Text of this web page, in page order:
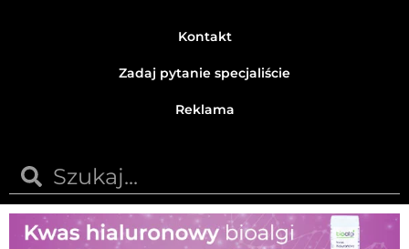
Kontakt
Zadaj pytanie specjaliście
Reklama